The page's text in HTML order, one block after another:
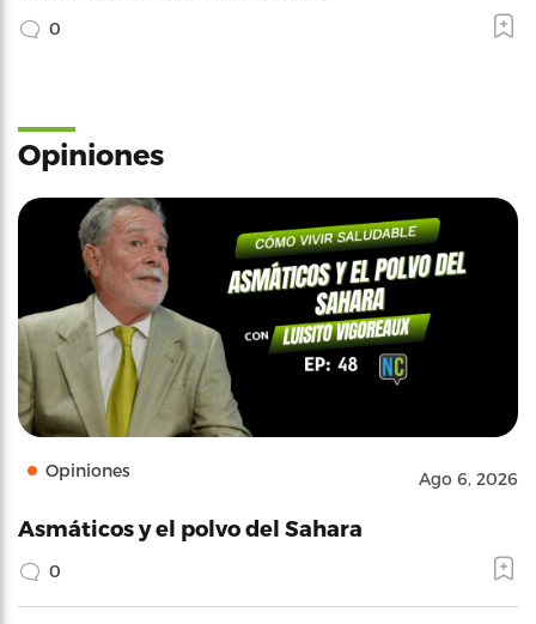
0
Opiniones
Opiniones Ago 6, 2026
Asmáticos y el polvo del Sahara
0